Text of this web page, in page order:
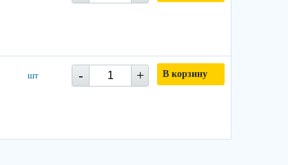
шт - + В корзину